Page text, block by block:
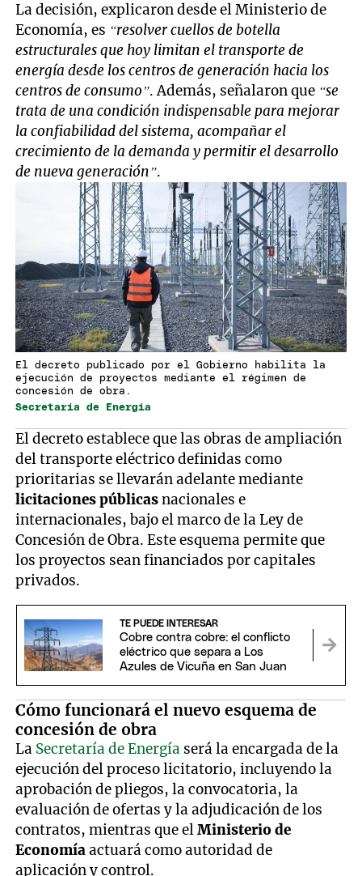
La decisión, explicaron desde el Ministerio de
Economía, es “resolver cuellos de botella
estructurales que hoy limitan el transporte de
energía desde los centros de generación hacia los
centros de consumo”. Además, señalaron que “se
trata de una condición indispensable para mejorar
la confiabilidad del sistema, acompañar el
crecimiento de la demanda y permitir el desarrollo
de nueva generación”.
El decreto publicado por el Gobierno habilita la
ejecución de proyectos mediante el régimen de
concesión de obra.
Secretaría de Energía
El decreto establece que las obras de ampliación
del transporte eléctrico definidas como
prioritarias se llevarán adelante mediante
licitaciones públicasnacionales e
internacionales, bajo el marco de la Ley de
Concesión de Obra. Este esquema permite que
los proyectos sean financiados por capitales
privados.
TE PUEDE INTERESAR
Cobre contra cobre: el conflicto
eléctrico que separa a Los
Azules de Vicuña en San Juan
Cómo funcionará el nuevo esquema de
concesión de obra
La Secretaría de Energía será la encargada de la
ejecución del proceso licitatorio, incluyendo la
aprobación de pliegos, la convocatoria, la
evaluación de ofertas y la adjudicación de los
contratos, mientras que elMinisterio de
Economíaactuará como autoridad de
aplicación y control.